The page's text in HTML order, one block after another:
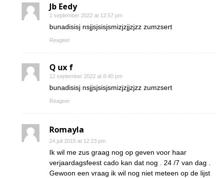
Jb Eedy
1 september 2022 at 12:57 pm
bunadisisj nsjjsjsisjsmizjzjjzjzz zumzsert
Reageer
Q ux f
12 september 2022 at 8:40 pm
bunadisisj nsjjsjsisjsmizjzjjzjzz zumzsert
Reageer
Romayla
24 juli 2015 at 12:23 pm
Ik wil me zus graag nog op geven voor haar
verjaardagsfeest cado kan dat nog . 24 /7 van dag .
Gewoon een vraag ik wil nog niet meteen op de lijst